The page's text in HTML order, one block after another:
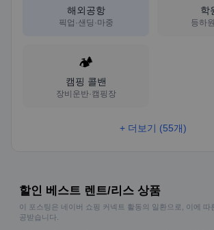
해외공항
픽업·샌딩·마중
학
등하
🏕️
캠핑 콜밴
장비운반·캠핑장
+ 더보기 (55개)
할인 베스트 렌트/리스 상품
이 포스팅은 네이버 쇼핑 커넥트 활동의 일환으로, 이에 따
공받습니다.